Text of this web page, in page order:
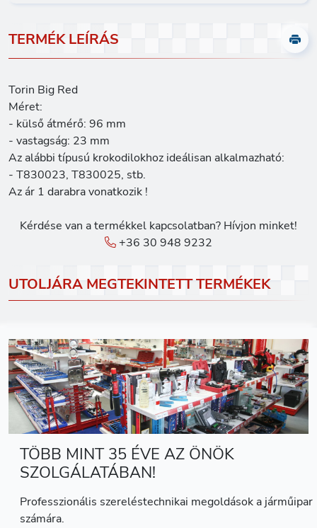
TERMÉK LEÍRÁS
Torin Big Red
Méret:
- külső átmérő: 96 mm
- vastagság: 23 mm
Az alábbi típusú krokodilokhoz ideálisan alkalmazható:
- T830023, T830025, stb.
Az ár 1 darabra vonatkozik !
Kérdése van a termékkel kapcsolatban? Hívjon minket!
+36 30 948 9232
UTOLJÁRA MEGTEKINTETT TERMÉKEK
TÖBB MINT 35 ÉVE AZ ÖNÖK
SZOLGÁLATÁBAN!
Professzionális szereléstechnikai megoldások a járműipar
számára.